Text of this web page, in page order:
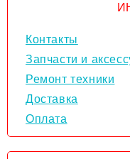
Контакты
Запчасти и
Ремонт техники
Доставка
Оплата